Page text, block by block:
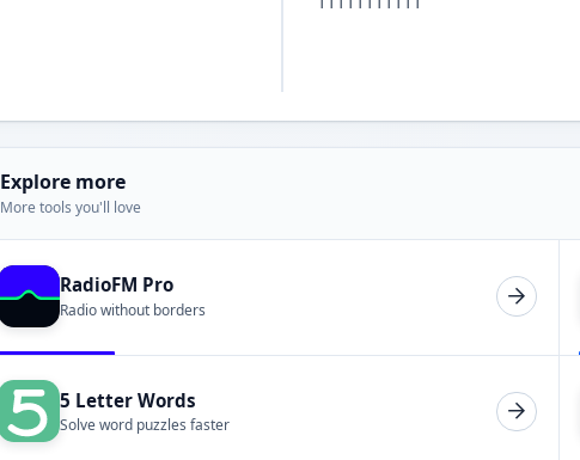
Explore more
More tools you'll love
RadioFM Pro
Radio without borders
5 Letter Words
Solve word puzzles faster